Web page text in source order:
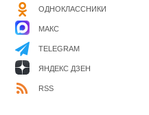
ОДНОКЛАССНИКИ
МАКС
TELEGRAM
ЯНДЕКС ДЗЕН
RSS